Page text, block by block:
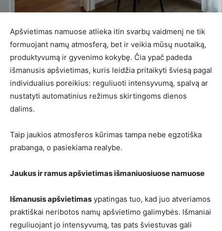
Apšvietimas namuose atlieka itin svarbų vaidmenį ne tik
formuojant namų atmosferą, bet ir veikia mūsų nuotaiką,
produktyvumą ir gyvenimo kokybę. Čia ypač padeda
išmanusis apšvietimas, kuris leidžia pritaikyti šviesą pagal
individualius poreikius: reguliuoti intensyvumą, spalvą ar
nustatyti automatinius režimus skirtingoms dienos
dalims.
Taip jaukios atmosferos kūrimas tampa nebe egzotiška
prabanga, o pasiekiama realybe.
Jaukus ir ramus apšvietimas išmaniuosiuose namuose
Išmanusis apšvietimas ypatingas tuo, kad juo atveriamos
praktiškai neribotos namų apšvietimo galimybės. Išmaniai
reguliuojant jo intensyvumą, tas pats šviestuvas gali